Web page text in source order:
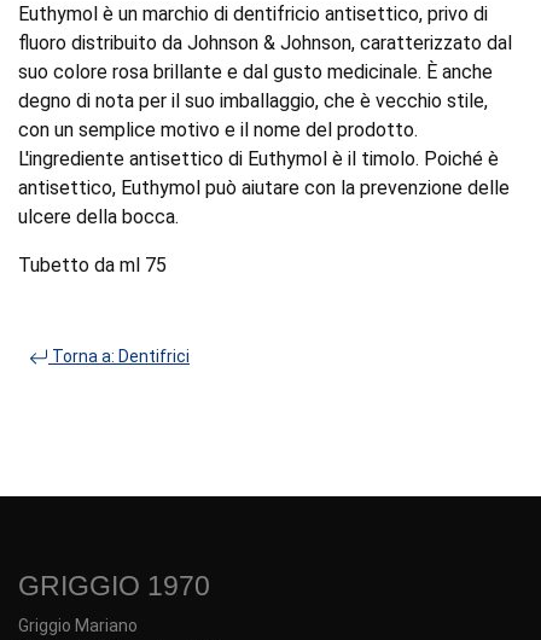
Euthymol è un marchio di dentifricio antisettico, privo di
fluoro distribuito da Johnson & Johnson, caratterizzato dal
suo colore rosa brillante e dal gusto medicinale. È anche
degno di nota per il suo imballaggio, che è vecchio stile,
con un semplice motivo e il nome del prodotto.
L'ingrediente antisettico di Euthymol è il timolo. Poiché è
antisettico, Euthymol può aiutare con la prevenzione delle
ulcere della bocca.
Tubetto da ml 75
Torna a: Dentifrici
GRIGGIO 1970
Griggio Mariano